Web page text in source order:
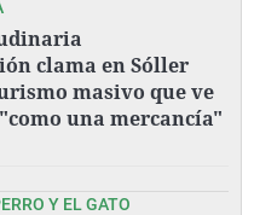
clama en Sóller
masivo que ve
una mercancía"
Y EL GATO